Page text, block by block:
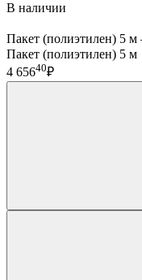
В наличии
Пакет (полиэтилен) 5
Пакет (полиэтилен) 5 м
4 65640₽